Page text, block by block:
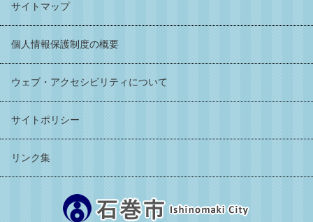
サイトマップ
個人情報保護制度の概要
ウェブ・アクセシビリティについて
サイトポリシー
リンク集